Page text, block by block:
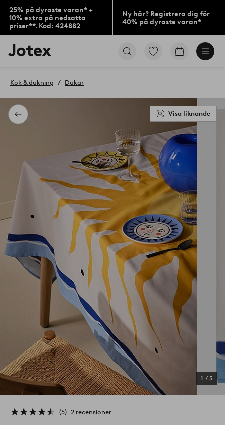
25% på dyraste varan* +
10% extra på nedsatta
priser**. Kod: 424882
Ny här? Registrera dig för
40% på dyraste varan*
Jotex
logotyp
till
Gå
Gå
Tillbaka
Kök & dukning Dukar
1 / 5
Visa liknande
5 2 recensioner